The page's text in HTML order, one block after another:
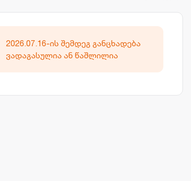
2026.07.16-ის შემდეგ განცხადება
ვადაგასულია ან წაშლილია